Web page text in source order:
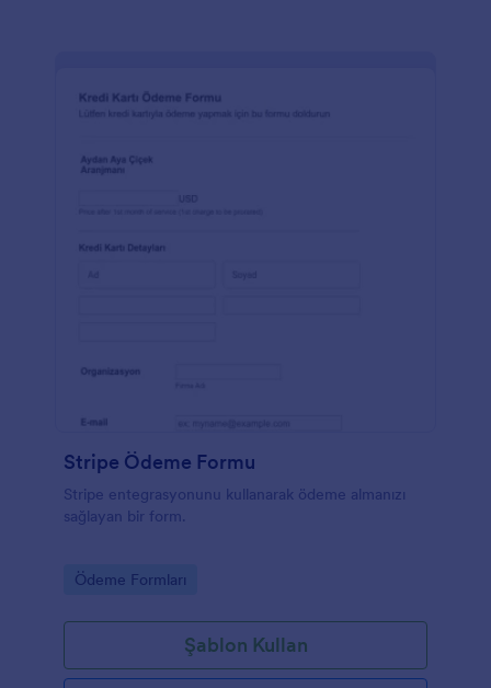
Stripe Ödeme Formu
Stripe entegrasyonunu kullanarak ödeme almanızı
sağlayan bir form.
Go to Category:
Ödeme Formları
Şablon Kullan